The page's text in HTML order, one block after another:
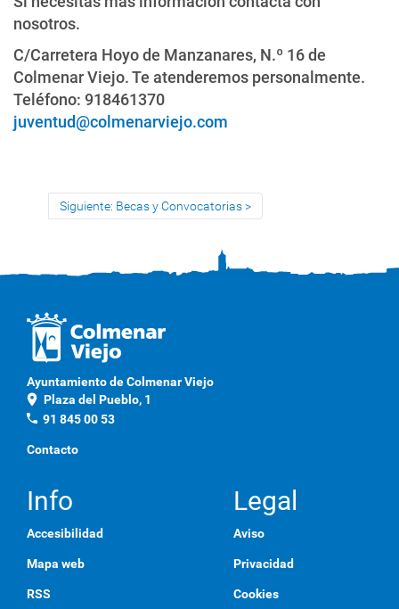
nosotros.
C/Carretera Hoyo de Manzanares, N.º 16 de
Colmenar Viejo. Te atenderemos personalmente.
Teléfono: 918461370
juventud@colmenarviejo.com
Siguiente: Becas y Convocatorias
Ayuntamiento de Colmenar Viejo
location_on Plaza del Pueblo, 1
phone 91 845 00 53
Contacto
Info
Accesibilidad
Mapa web
RSS
Legal
Aviso
Privacidad
Cookies